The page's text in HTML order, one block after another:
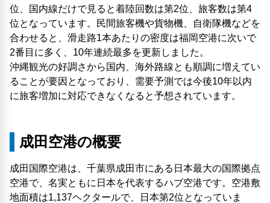
位、国内線だけで見ると着陸回数は第2位、旅客数は第4
位となっています。民間旅客機や貨物機、自衛隊機などを
合わせると、滑走路1本あたりの密度は福岡空港に次いで
2番目に多く、10年連続最多を更新しました。
沖縄観光の好調さから国内、海外路線とも順調に増えてい
ることが要因となっており、需要予測では今後10年以内
に旅客増加に対応できなくなると予想されています。
成田空港の概要
成田国際空港は、千葉県成田市にある日本最大の国際拠点
空港で、名実ともに日本を代表するハブ空港です。空港敷
地面積は1,137ヘクタールで、日本第2位となっていま